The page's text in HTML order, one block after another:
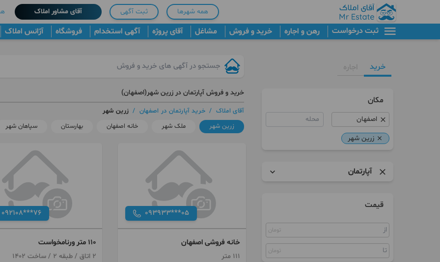
همه شهرها ثبت آگهی آقای مشاور املاک
ثبت درخواست رهن و اجاره خرید و فروش مشاغل آقای پروژه آگهی استخدام فروشگاه آژانس املاک
خرید اجاره
مکان
محله
زرین شهر
آپارتمان
زمین
ویلا
مغازه
قیمت
تومان
تومان
خرید و فروش آپارتمان در زرین شهر(اصفهان)
آقای املاک / خرید آپارتمان در اصفهان / زرین شهر
زرین شهر
ملک شهر خانه اصفهان بهارستان سپاهان شهر
093933***05
خانه فروشی اصفهان
111 متر
092108***76
۱۱۰ متر ورنامخواست
2 اتاق / طبقه 2 / ساخت 1402